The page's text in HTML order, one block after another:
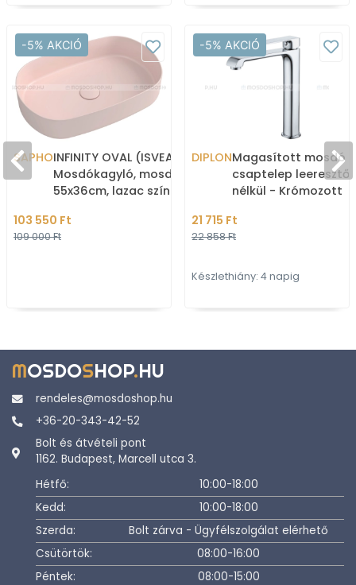
-5% AKCIÓ
SAPHOINFINITY OVAL (ISVEA) -
Mosdókagyló, mosdó
55x36cm, lazac színű -
szerelhető - Kerám
103 550 Ft
109 000 Ft
-5% AKCIÓ
DIPLONMagasított mosdó
csaptelep leeresztő
nélkül - Krómozott
21 715 Ft
22 858 Ft
Készlethiány: 4 napig
MOSDOSHOP.HU
rendeles@mosdoshop.hu
+36-20-343-42-52
Bolt és átvételi pont
1162. Budapest, Marcell utca 3.
Hétfő:
10:00-18:00
Kedd:
10:00-18:00
Szerda:
Bolt zárva - Ügyfélszolgálat elérhető
Csütörtök:
08:00-16:00
Péntek:
08:00-15:00